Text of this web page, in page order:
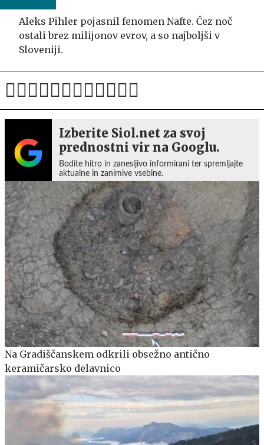
Aleks Pihler pojasnil fenomen Nafte. Čez noč
ostali brez milijonov evrov, a so najboljši v
Sloveniji.
Izberite Siol.net za svoj
prednostni vir na Googlu.
Bodite hitro in zanesljivo informirani ter spremljajte
aktualne in zanimive vsebine.
Na Gradiščanskem odkrili obsežno antično
keramičarsko delavnico